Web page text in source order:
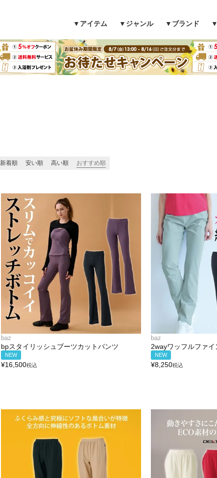
▼アイテム ▼ジャンル ▼ブランド
検索
新着順 安い順 高い順 おすすめ順
baz
bpスタイリッシュブーツカットパンツ
NEW
¥16,500税込
baz
2wayワッフルファ
NEW
¥8,250税込